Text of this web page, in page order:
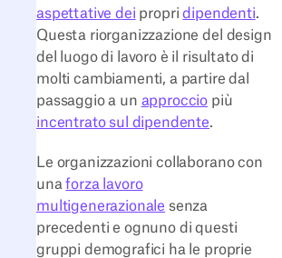
aspettative dei propridipendenti.
Questa riorganizzazione del design
del luogo di lavoro è il risultato di
molti cambiamenti, a partire dal
passaggio a un approccio più
incentrato sul dipendente.
Le organizzazioni collaborano con
unaforza lavoro
multigenerazionale senza
precedenti e ognuno di questi
gruppi demografici ha le proprie